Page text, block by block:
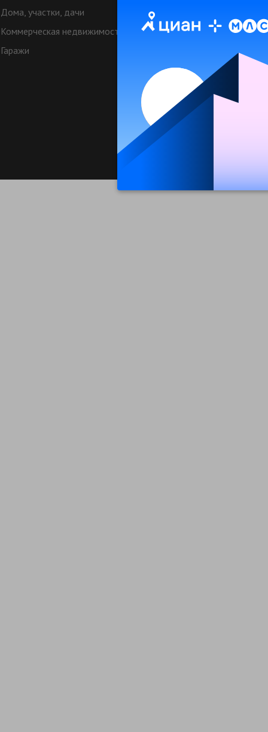
Дома, участки, дачи
Коммерческая недвижимость
Гаражи
Аренда коттеджей
Квартиры посуточно
Коттеджи посуточно
Коммерческая
© МЛСН.ру - недвижимость